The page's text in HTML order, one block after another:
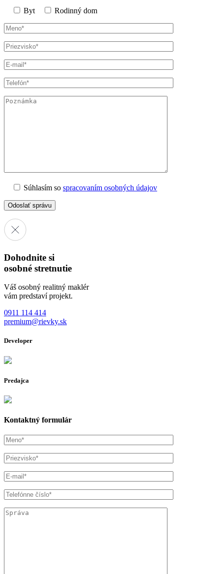
Byt Rodinný dom
Súhlasím so spracovaním osobných údajov
Dohodnite si
osobné stretnutie
Váš osobný realitný maklér
vám predstaví projekt.
0911 114 414
premium@rievky.sk
Developer
Predajca
Kontaktný formulár